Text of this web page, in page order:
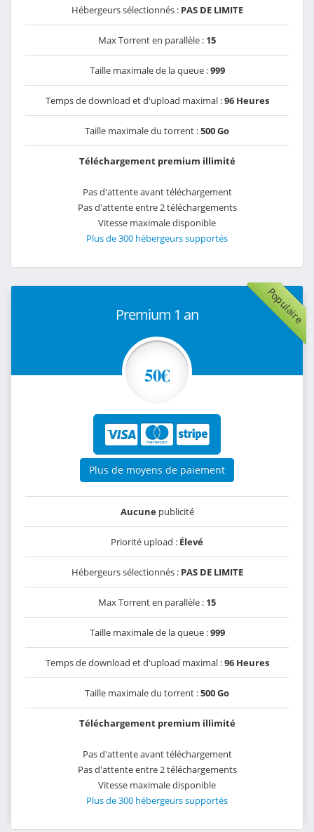
Hébergeurs sélectionnés : PAS DE LIMITE
Max Torrent en parallèle : 15
Taille maximale de la queue :999
Temps de download et d'upload maximal :96 Heures
Taille maximale du torrent :500 Go
Téléchargement premium illimité
Pas d'attente avant téléchargement
Pas d'attente entre 2 téléchargements
Vitesse maximale disponible
Plus de 300 hébergeurs supportés
Populaire
Premium 1 an
50€
Plus de moyens de paiement
Aucunepublicité
Priorité upload : Élevé
Hébergeurs sélectionnés : PAS DE LIMITE
Max Torrent en parallèle : 15
Taille maximale de la queue :999
Temps de download et d'upload maximal :96 Heures
Taille maximale du torrent :500 Go
Téléchargement premium illimité
Pas d'attente avant téléchargement
Pas d'attente entre 2 téléchargements
Vitesse maximale disponible
Plus de 300 hébergeurs supportés